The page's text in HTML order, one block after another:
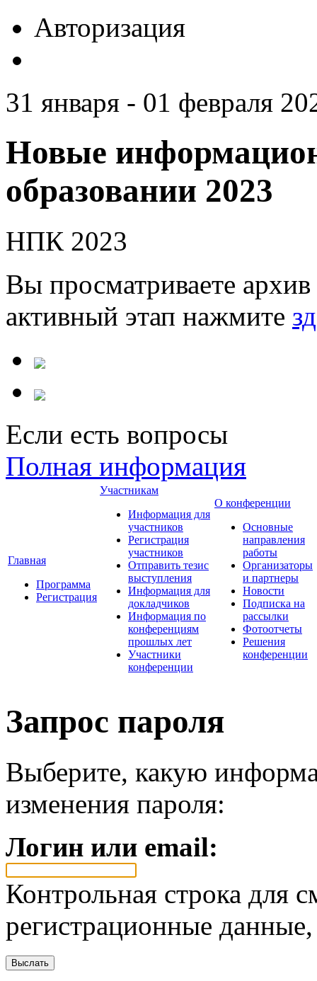
Авторизация
31 января - 01 февраля
Новые
образовании 2023
НПК 2023
Вы просматриваете
активный этап нажмите
Если есть вопросы
Полная информация
Главная
Программа
Регистрация
Участникам
Информация для
участников
Регистрация
участников
Отправить тезис
выступления
Информация для
докладчиков
Информация по
конференциям
прошлых лет
Участники
конференции
О конференции
Основные
направления
работы
Организаторы
и партнеры
Новости
Подписка на
рассылки
Фотоотчеты
Решения
конференции
Запрос пароля
Выберите, какую
изменения пароля:
Логин или email:
Контрольная строка для
регистрационные